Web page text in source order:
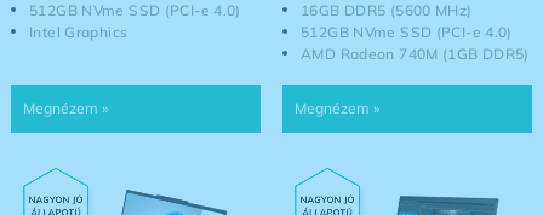
512GB NVme SSD (PCI-e 4.0)
Intel Graphics
16GB DDR5 (5600 MHz)
512GB NVme SSD (PCI-e 4.0)
AMD Radeon 740M (1GB DDR5)